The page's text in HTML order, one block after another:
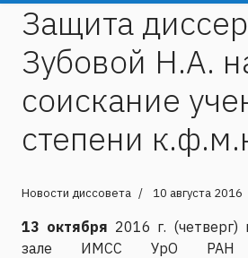
Защита
Зубовой Н.А.
соискание
степени
Новости диссовета 10 августа 2016
13 октября 2016 г. (четверг)
зале ИМСС УрО РАН